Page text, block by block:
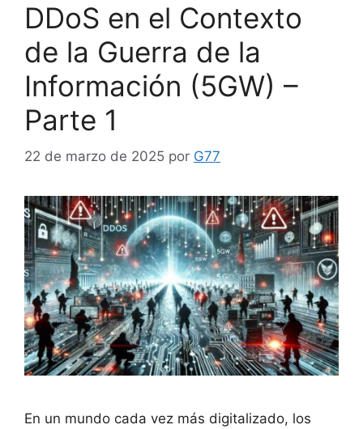
DDoS en el Contexto
de la Guerra de la
Información (5GW) –
Parte 1
22 de marzo de 2025 por G77
En un mundo cada vez más digitalizado, los